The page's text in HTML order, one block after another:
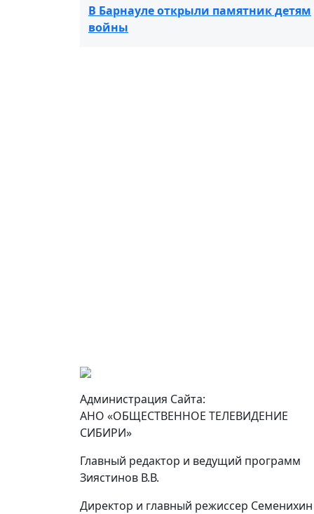
В Барнауле открыли памятник детям
войны
Администрация Сайта:
АНО «ОБЩЕСТВЕННОЕ ТЕЛЕВИДЕНИЕ
СИБИРИ»
Главный редактор и ведущий программ
Зиястинов В.В.
Директор и главный режиссер Семенихин